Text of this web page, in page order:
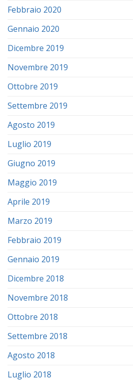
Febbraio 2020
Gennaio 2020
Dicembre 2019
Novembre 2019
Ottobre 2019
Settembre 2019
Agosto 2019
Luglio 2019
Giugno 2019
Maggio 2019
Aprile 2019
Marzo 2019
Febbraio 2019
Gennaio 2019
Dicembre 2018
Novembre 2018
Ottobre 2018
Settembre 2018
Agosto 2018
Luglio 2018